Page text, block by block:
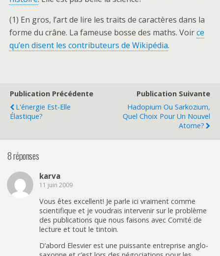
(1) En gros, l’art de lire les traits de caractères dans la
forme du crâne. La fameuse bosse des maths. Voirce
qu’en disent les contributeurs de Wikipédia.
Publication Précédente
L'énergie Est-Elle
Élastique?
Publication Suivante
Hadopium Ou Sarkozium,
Quel Choix Pour Un Nouvel
Atome?
8 réponses
karva
11 juin 2009
Vous êtes excellent! Je parle ici vraiment comme
scientifique et je voudrais intervenir sur le problème
des publications que nous faisons avec Comité de
lecture et tout le tintoin.
D’abord Elesvier est une puissante entreprise anglo-